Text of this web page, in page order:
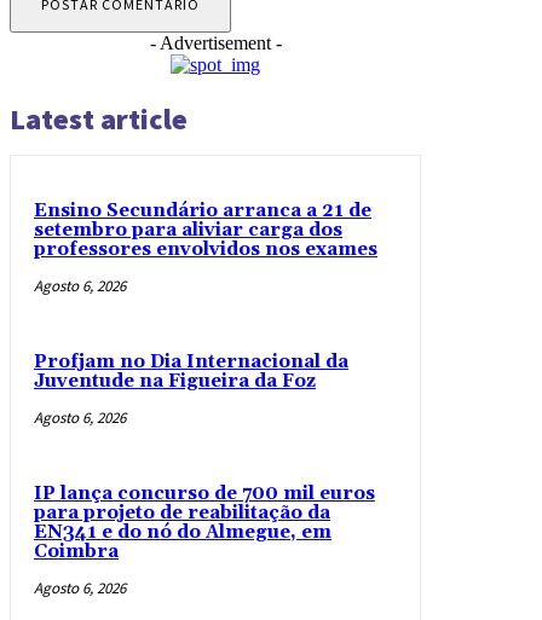
- Advertisement -
Latest article
Ensino Secundário arranca a 21 de
setembro para aliviar carga dos
professores envolvidos nos exames
Agosto 6, 2026
Profjam no Dia Internacional da
Juventude na Figueira da Foz
Agosto 6, 2026
IP lança concurso de 700 mil euros
para projeto de reabilitação da
EN341 e do nó do Almegue, em
Coimbra
Agosto 6, 2026